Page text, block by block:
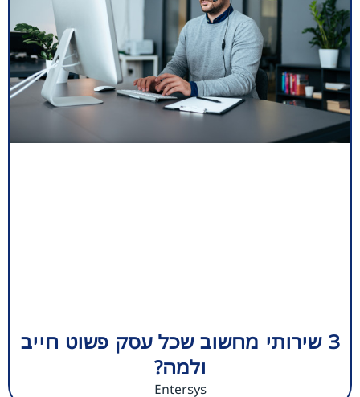
3 שירותי מחשוב שכל עסק פשוט חייב
ולמה?
Entersys